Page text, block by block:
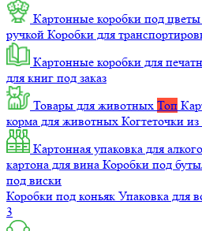
Картонные коробки под цветы
ручкой Коробки для
Картонные коробки для
для книг под заказ
Товары для животных Топ
корма для животных Когтеточки
Картонная упаковка для
картона для вина Коробки под
под виски
Коробки под коньяк Упаковка для
3